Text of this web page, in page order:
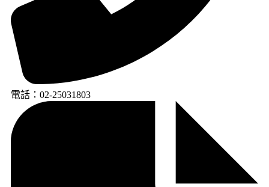
電話：02-25031803